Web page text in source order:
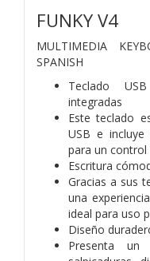
FUNKY V4
MULTIMEDIA
SPANISH
Teclado
integradas
Este teclado
USB e
para un
Escritura
Gracias a sus
una
ideal para uso
Diseño
Presenta un